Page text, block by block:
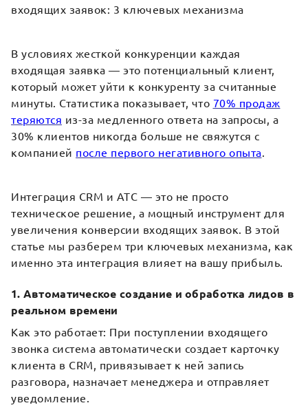
входящих заявок: 3 ключевых механизма
В условиях жесткой конкуренции каждая
входящая заявка — это потенциальный клиент,
который может уйти к конкуренту за считанные
минуты. Статистика показывает, что 70% продаж
теряются из-за медленного ответа на запросы, а
30% клиентов никогда больше не свяжутся с
компанией после первого негативного опыта.
Интеграция CRM и АТС — это не просто
техническое решение, а мощный инструмент для
увеличения конверсии входящих заявок. В этой
статье мы разберем три ключевых механизма, как
именно эта интеграция влияет на вашу прибыль.
1. Автоматическое создание и обработка лидов в
реальном времени
Как это работает: При поступлении входящего
звонка система автоматически создает карточку
клиента в CRM, привязывает к ней запись
разговора, назначает менеджера и отправляет
уведомление.